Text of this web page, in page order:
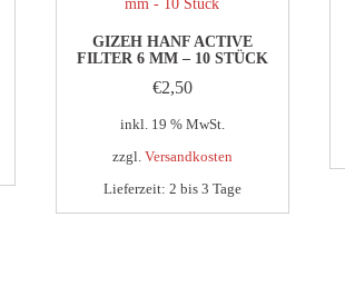
GIZEH HANF ACTIVE
FILTER 6 MM – 10 STÜCK
€2,50
inkl. 19 % MwSt.
zzgl. Versandkosten
Lieferzeit: 2 bis 3 Tage